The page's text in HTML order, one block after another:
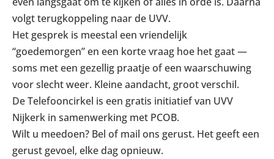
volgt terugkoppeling naar de UVV.
Het gesprek is meestal een vriendelijk
“goedemorgen” en een korte vraag hoe het gaat —
soms met een gezellig praatje of een waarschuwing
voor slecht weer. Kleine aandacht, groot verschil.
De Telefooncirkel is een gratis initiatief van UVV
Nijkerk in samenwerking met PCOB.
Wilt u meedoen? Bel of mail ons gerust. Het geeft een
gerust gevoel, elke dag opnieuw.